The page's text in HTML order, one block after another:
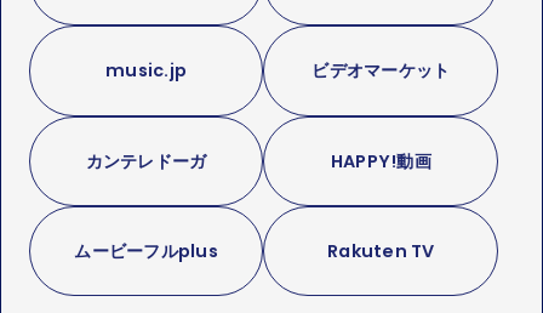
music.jp ビデオマーケット
カンテレドーガ HAPPY!動画
ムービーフルplus Rakuten TV